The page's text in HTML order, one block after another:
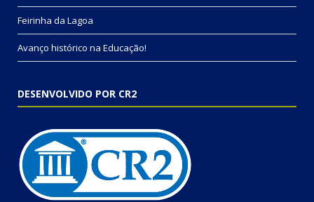
Feirinha da Lagoa
Avanço histórico na Educação!
DESENVOLVIDO POR CR2